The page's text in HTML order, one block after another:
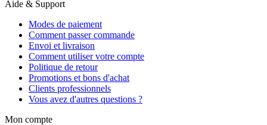
Aide & Support
Modes de paiement
Comment passer commande
Envoi et livraison
Comment utiliser votre compte
Politique de retour
Promotions et bons d'achat
Clients professionnels
Vous avez d'autres questions ?
Mon compte